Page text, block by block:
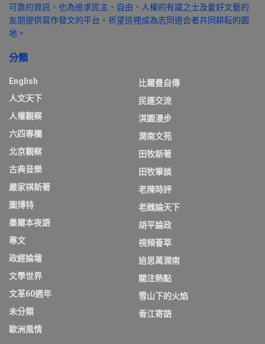
可靠的資訊，也為追求民主、自由、人權的有識之士及愛好文藝的
友朋提供寫作發文的平台。祈望這裡成為志同道合者共同耕耘的園
地。
分類
English
人文天下
人權觀察
六四專欄
北京觀察
古典音樂
嚴家祺新著
圖博特
墨爾本夜語
專文
政經論壇
文學世界
文革60週年
未分類
歐洲風情
比爾曼自傳
民運交流
淇園漫步
潤南文苑
田牧新著
田牧筆談
老陳時評
老魏論天下
胡平論政
視頻薈萃
追思萬潤南
關注熱點
雪山下的火焰
香江寄語